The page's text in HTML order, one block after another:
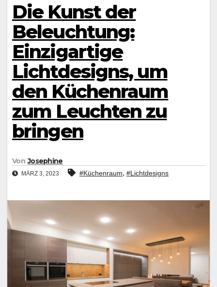
Die Kunst der
Beleuchtung:
Einzigartige
Lichtdesigns, um
den Küchenraum
zum Leuchten zu
bringen
Von Josephine
MÄRZ 3, 2023 #Küchenraum, #Lichtdesigns